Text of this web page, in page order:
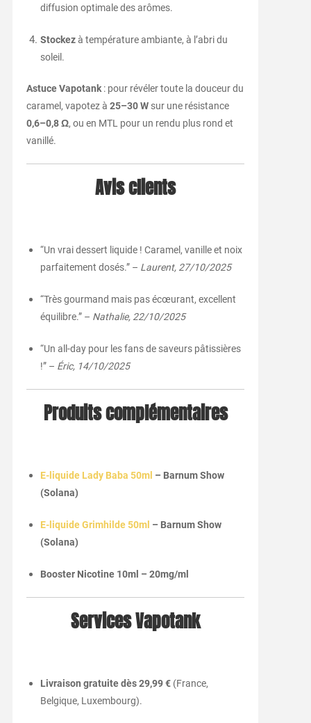
diffusion optimale des arômes.
Stockezà température ambiante, à l’abri du
soleil.
Astuce Vapotank: pour révéler toute la douceur du
caramel, vapotez à 25–30 Wsur une résistance
0,6–0,8 Ω, ou en MTL pour un rendu plus rond et
vanillé.
Avis clients
“Un vrai dessert liquide ! Caramel, vanille et noix
parfaitement dosés.” – Laurent, 27/10/2025
“Très gourmand mais pas écœurant, excellent
équilibre.” – Nathalie, 22/10/2025
“Un all-day pour les fans de saveurs pâtissières
!” – Éric, 14/10/2025
Produits complémentaires
E-liquide Lady Baba 50ml – Barnum Show
(Solana)
E-liquide Grimhilde 50ml – Barnum Show
(Solana)
Booster Nicotine 10ml – 20mg/ml
Services Vapotank
Livraison gratuite dès 29,99 €(France,
Belgique, Luxembourg).